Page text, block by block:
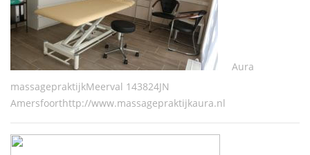
Aura
massagepraktijkMeerval 143824JN
Amersfoorthttp://www.massagepraktijkaura.nl